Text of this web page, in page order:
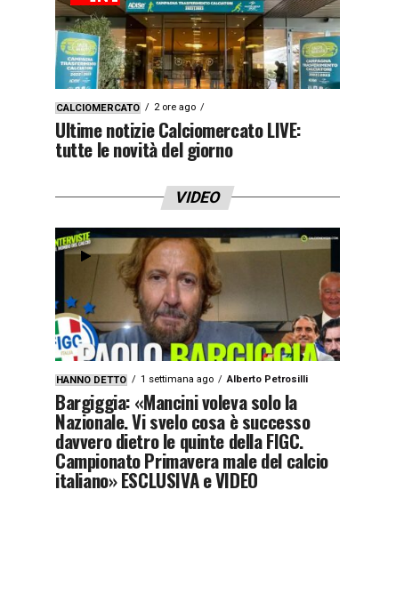
CALCIOMERCATO 2 ore ago
Ultime notizie Calciomercato LIVE:
tutte le novità del giorno
VIDEO
HANNO DETTO 1 settimana ago Alberto Petrosilli
Bargiggia: «Mancini voleva solo la
Nazionale. Vi svelo cosa è successo
davvero dietro le quinte della FIGC.
Campionato Primavera male del calcio
italiano» ESCLUSIVA e VIDEO